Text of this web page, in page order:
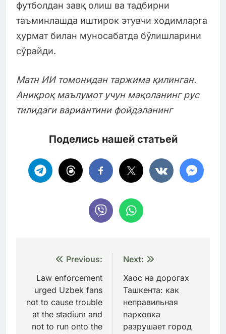
футболдан завқ олиш ва тадбирни
таъминлашда иштирок этувчи ходимларга
ҳурмат билан муносабатда бўлишларини
сўрайди.
Матн ИИ томонидан таржима қилинган.
Аниқроқ маълумот учун мақоланинг рус
тилидаги вариантини фойдаланинг
Поделись нашей статьей
Навигация
по
записям
Previous:
Law enforcement
urged Uzbek fans
not to cause trouble
at the stadium and
not to run onto the
Next:
Хаос на дорогах
Ташкента: как
неправильная
парковка
разрушает город